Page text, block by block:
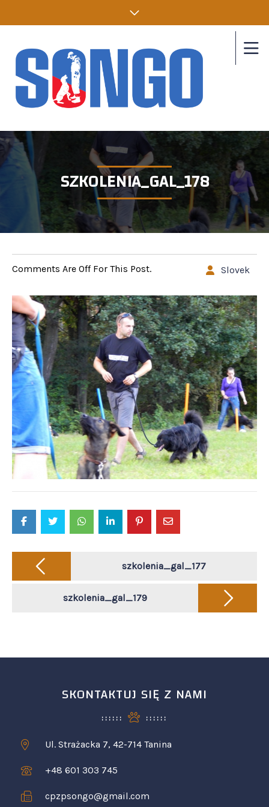
SZKOLENIA_GAL_178
Slovek
Comments Are Off For This Post.
Post
navigation szkolenia_gal_177
szkolenia_gal_179
SKONTAKTUJ SIĘ Z NAMI
Ul. Strażacka 7, 42-714 Tanina
+48 601 303 745
cpzpsongo@gmail.com